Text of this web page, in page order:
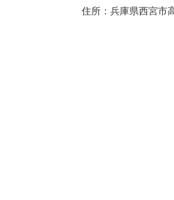
住所：兵庫県西宮市